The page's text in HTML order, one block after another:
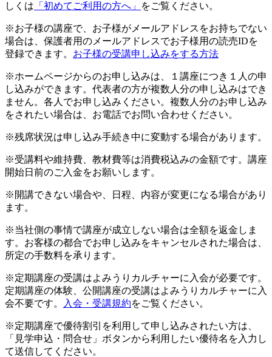
しくは 「初めてご利用の方へ」 をご覧ください。
※お子様の講座で、お子様がメールアドレスをお持ちでない
場合は、保護者用のメールアドレスでお子様用の読売IDを
登録できます。 お子様の受講申し込みをする方法
※ホームページからのお申し込みは、１講座につき１人の申
し込みができます。代表者の方が複数人分の申し込みはでき
ません。各人でお申し込みください。複数人分のお申し込み
をされたい場合は、お電話でお問い合わせください。
※残席状況は申し込み手続き中に変動する場合があります。
※受講料や維持費、教材費等は消費税込みの金額です。講座
開始日前のご入金をお願いします。
※開講できない場合や、日程、内容が変更になる場合があり
ます。
※当社側の事情で講座が成立しない場合は全額を返金しま
す。お客様の都合でお申し込みをキャンセルされた場合は、
所定の手数料を承ります。
※定期講座の受講はよみうりカルチャーに入会が必要です。
定期講座の体験、公開講座の受講はよみうりカルチャーに入
会不要です。
入会・受講規約をご覧ください。
※定期講座で優待割引を利用して申し込みされたい方は、
「見学申込・問合せ」ボタンから利用したい優待名を入力し
て送信してください。